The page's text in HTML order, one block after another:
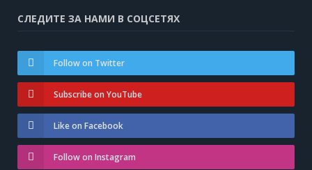
СЛЕДИТЕ ЗА НАМИ В СОЦСЕТЯХ
Follow on Twitter
Subscribe on YouTube
Like on Facebook
Follow on Instagram